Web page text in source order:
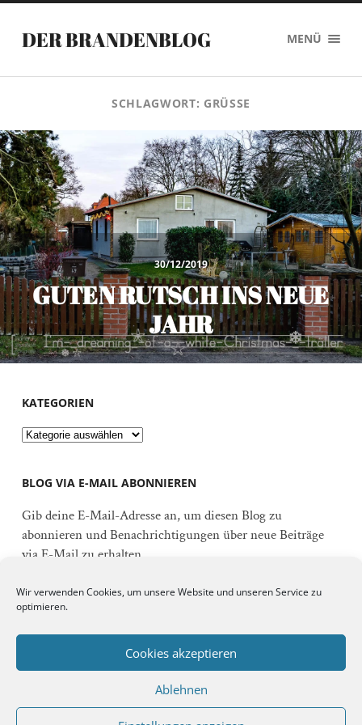
Wir verwenden Cookies, um unsere Website und unseren Service zu
optimieren.
Cookies akzeptieren
Ablehnen
DER BRANDENBLOG MENÜ
SCHLAGWORT: GRÜSSE
30/12/2019
GUTEN RUTSCH INS NEUE
JAHR
KATEGORIEN
Kategorien
BLOG VIA E-MAIL ABONNIEREN
Gib deine E-Mail-Adresse an, um diesen Blog zu
abonnieren und Benachrichtigungen über neue Beiträge
via E-Mail zu erhalten.
Mail-
Adresse
Schließe dich 92 anderen Abonnenten an